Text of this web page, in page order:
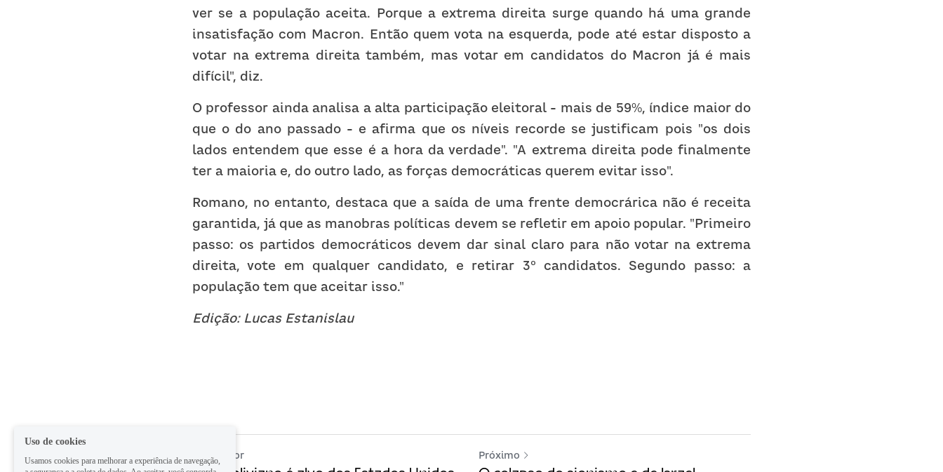
ver se a população aceita. Porque a extrema direita surge quando há uma grande
insatisfação com Macron. Então quem vota na esquerda, pode até estar disposto a
votar na extrema direita também, mas votar em candidatos do Macron já é mais
difícil", diz.
O professor ainda analisa a alta participação eleitoral - mais de 59%, índice maior do
que o do ano passado - e afirma que os níveis recorde se justificam pois "os dois
lados entendem que esse é a hora da verdade". "A extrema direita pode finalmente
ter a maioria e, do outro lado, as forças democráticas querem evitar isso".
Romano, no entanto, destaca que a saída de uma frente democrárica não é receita
garantida, já que as manobras políticas devem se refletir em apoio popular. "Primeiro
passo: os partidos democráticos devem dar sinal claro para não votar na extrema
direita, vote em qualquer candidato, e retirar 3º candidatos. Segundo passo: a
população tem que aceitar isso."
Edição: Lucas Estanislau
Anterior Próximo
Uso de cookies
Usamos cookies para melhorar a experiência de navegação,